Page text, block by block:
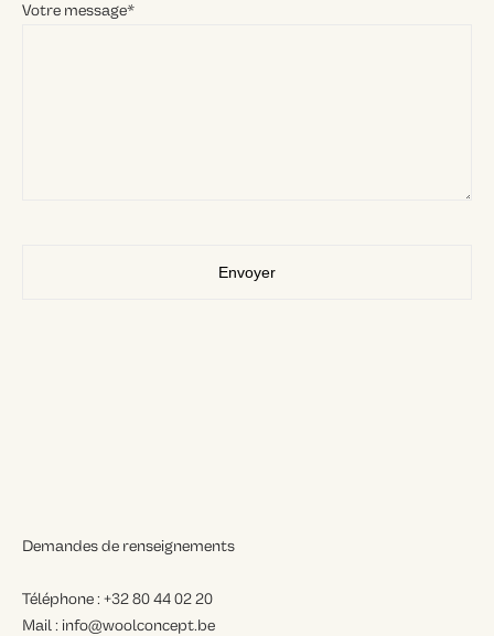
Votre message*
Demandes de renseignements
Téléphone : +32 80 44 02 20
Mail : info@woolconcept.be